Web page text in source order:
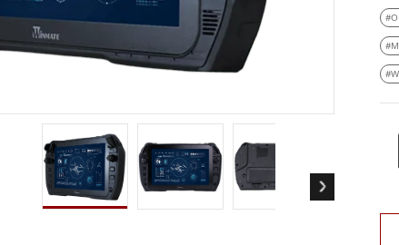
ATEX 등급 러기드 태블릿
ATEX 등급 내구성형 핸드헬드
ATEX 등급 패널 PC
엣지 AI 모
엣지 AI 패
엣지 AI 컴